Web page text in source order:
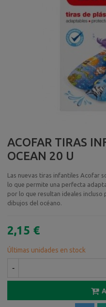
ACOFAR TIRAS
OCEAN 20 U
Las nuevas tiras infantiles Acofar
lo que permite una perfecta
por lo que resultan ideales incluso
dibujos del océano.
2,15 €
Últimas unidades en stock
-